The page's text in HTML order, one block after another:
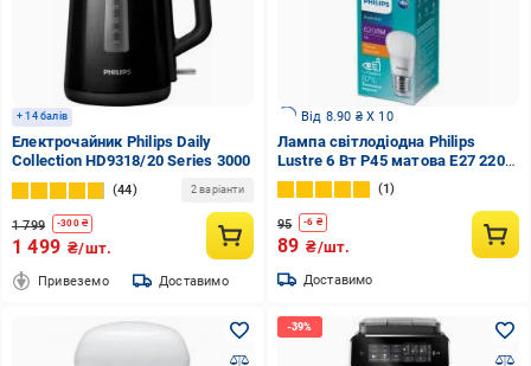
+ 14 балів
Електрочайник Philips Daily
Collection HD9318/20 Series 3000
44 2 варіанти
1 799 -300₴
1 499 ₴/шт.
Привеземо Доставимо
Від 8.90 ₴ X 10
Лампа світлодіодна Philips
Lustre 6 Вт P45 матова E27 220 В
2700 К 929002274707
1
95 -6 ₴
89 ₴/шт.
Доставимо